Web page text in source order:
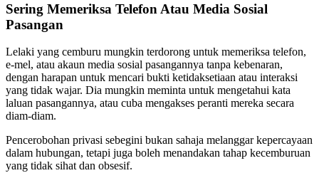
Sering Memeriksa Telefon Atau Media Sosial
Pasangan
Lelaki yang cemburu mungkin terdorong untuk memeriksa telefon,
e-mel, atau akaun media sosial pasangannya tanpa kebenaran,
dengan harapan untuk mencari bukti ketidaksetiaan atau interaksi
yang tidak wajar. Dia mungkin meminta untuk mengetahui kata
laluan pasangannya, atau cuba mengakses peranti mereka secara
diam-diam.
Pencerobohan privasi sebegini bukan sahaja melanggar kepercayaan
dalam hubungan, tetapi juga boleh menandakan tahap kecemburuan
yang tidak sihat dan obsesif.